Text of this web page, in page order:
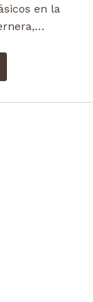
en la